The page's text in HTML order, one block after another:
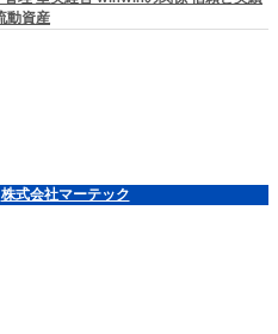
株式会社マーテック